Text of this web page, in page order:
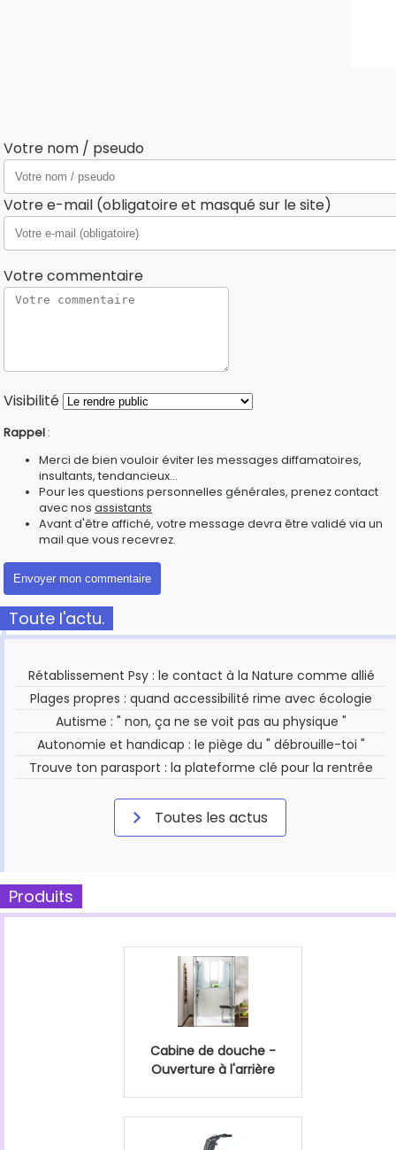
Votre nom / pseudo
Votre e-mail (obligatoire et masqué sur le site)
Votre commentaire
Visibilité
Rappel :
Merci de bien vouloir éviter les messages diffamatoires,
insultants, tendancieux...
Pour les questions personnelles générales, prenez contact
avec nos assistants
Avant d'être affiché, votre message devra être validé via un
mail que vous recevrez.
Toute l'actu.
Rétablissement Psy : le contact à la Nature comme allié
Plages propres : quand accessibilité rime avec écologie
Autisme : " non, ça ne se voit pas au physique "
Autonomie et handicap : le piège du " débrouille-toi "
Trouve ton parasport : la plateforme clé pour la rentrée
Toutes les actus
Produits
Cabine de douche -
Ouverture à l'arrière